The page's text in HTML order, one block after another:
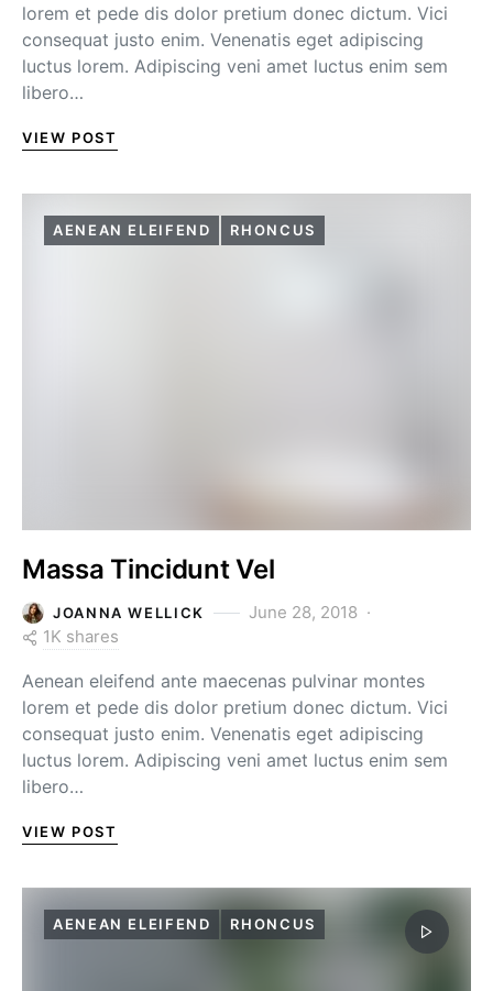
lorem et pede dis dolor pretium donec dictum. Vici
consequat justo enim. Venenatis eget adipiscing
luctus lorem. Adipiscing veni amet luctus enim sem
libero…
VIEW POST
AENEAN ELEIFEND RHONCUS
Massa Tincidunt Vel
JOANNA WELLICK
June 28, 2018
1K shares
Aenean eleifend ante maecenas pulvinar montes
lorem et pede dis dolor pretium donec dictum. Vici
consequat justo enim. Venenatis eget adipiscing
luctus lorem. Adipiscing veni amet luctus enim sem
libero…
VIEW POST
AENEAN ELEIFEND RHONCUS